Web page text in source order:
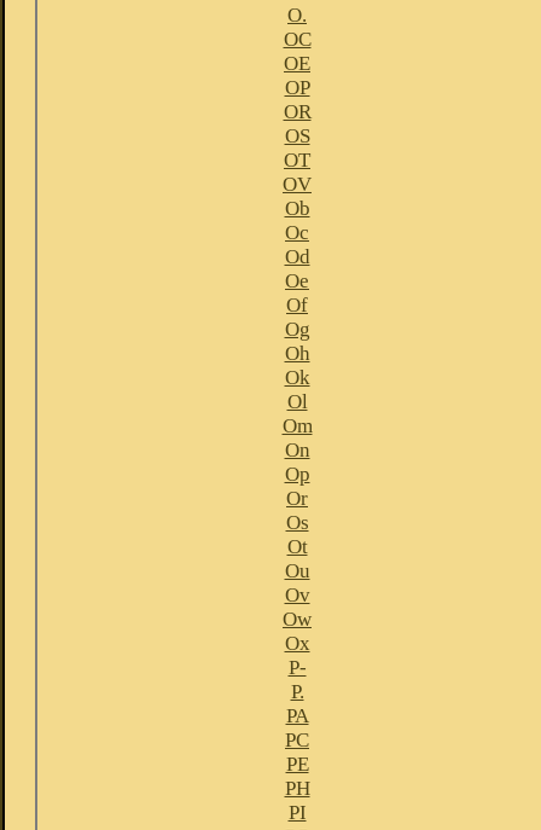
O.
OC
OE
OP
OR
OS
OT
OV
Ob
Oc
Od
Oe
Of
Og
Oh
Ok
Ol
Om
On
Op
Or
Os
Ot
Ou
Ov
Ow
Ox
P-
P.
PA
PC
PE
PH
PI